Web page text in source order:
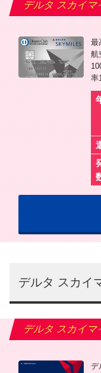
デルタ スカイ
最
航
率
デルタ スカイ
デルタ スカイマ
デ